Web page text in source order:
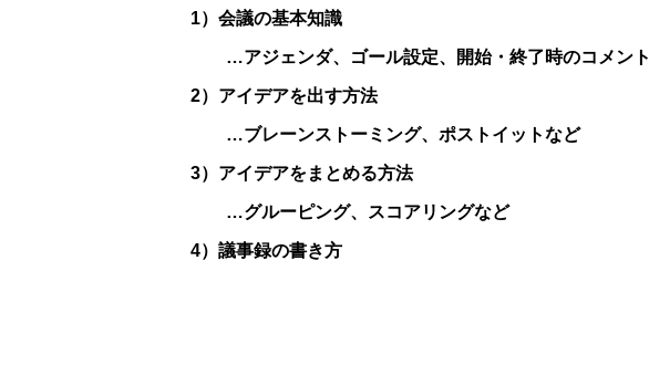
1）会議の基本知識
…アジェンダ、ゴール設定、開始・終了時のコメント
2）アイデアを出す方法
…ブレーンストーミング、ポストイットなど
3）アイデアをまとめる方法
…グルーピング、スコアリングなど
4）議事録の書き方